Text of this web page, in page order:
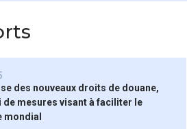
des nouveaux droits de douane,
de mesures visant à faciliter le
mondial